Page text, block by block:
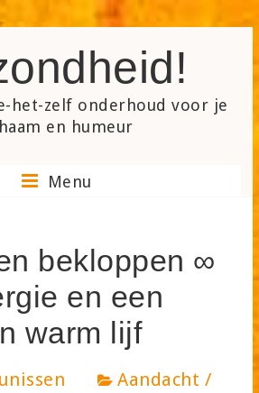
het-zelf onderhoud voor je
en humeur
Menu
bekloppen ∞
en een
warm lijf
Aandacht /